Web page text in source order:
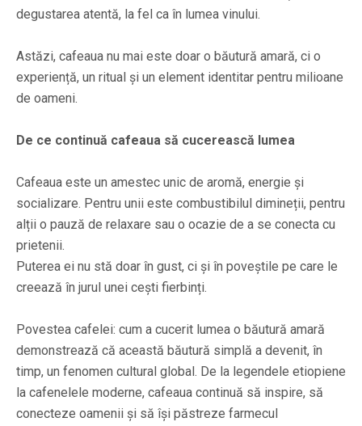
degustarea atentă, la fel ca în lumea vinului.
Astăzi, cafeaua nu mai este doar o băutură amară, ci o
experiență, un ritual și un element identitar pentru milioane
de oameni.
De ce continuă cafeaua să cucerească lumea
Cafeaua este un amestec unic de aromă, energie și
socializare. Pentru unii este combustibilul dimineții, pentru
alții o pauză de relaxare sau o ocazie de a se conecta cu
prietenii.
Puterea ei nu stă doar în gust, ci și în poveștile pe care le
creează în jurul unei cești fierbinți.
Povestea cafelei: cum a cucerit lumea o băutură amară
demonstrează că această băutură simplă a devenit, în
timp, un fenomen cultural global. De la legendele etiopiene
la cafenelele moderne, cafeaua continuă să inspire, să
conecteze oamenii și să își păstreze farmecul